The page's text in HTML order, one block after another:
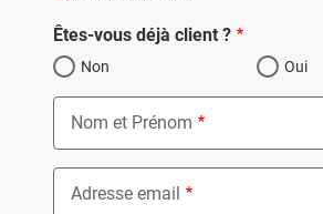
Êtes-vous déjà client ?
Non Oui
Nom et Prénom
Adresse email